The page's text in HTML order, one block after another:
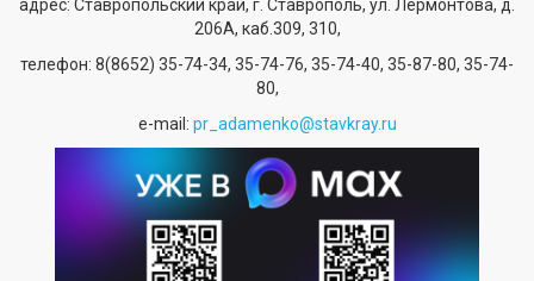
адрес: Ставропольский край, г. Ставрополь, ул. Лермонтова, д.
206А, каб.309, 310,
телефон: 8(8652) 35-74-34, 35-74-76, 35-74-40, 35-87-80, 35-74-
80,
е-mail: pr_adamenko@stavkray.ru